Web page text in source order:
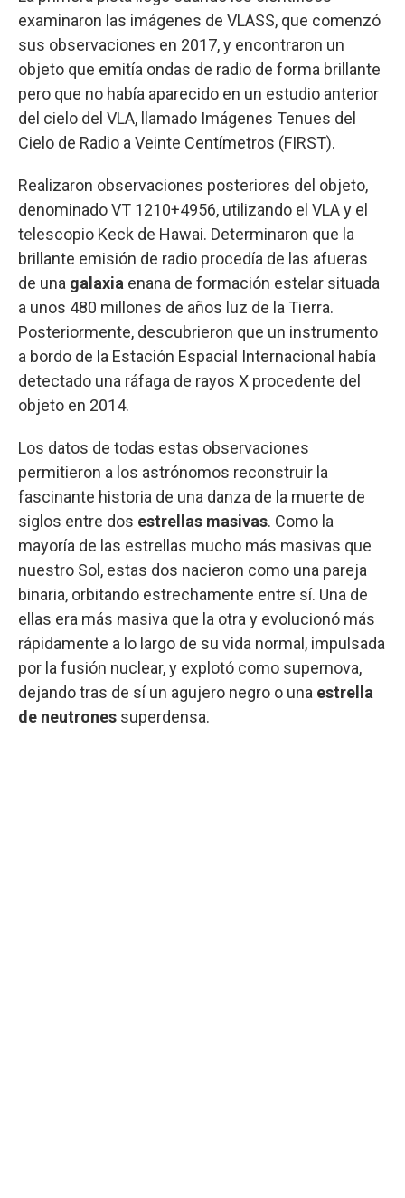
examinaron las imágenes de VLASS, que comenzó
sus observaciones en 2017, y encontraron un
objeto que emitía ondas de radio de forma brillante
pero que no había aparecido en un estudio anterior
del cielo del VLA, llamado Imágenes Tenues del
Cielo de Radio a Veinte Centímetros (FIRST).
Realizaron observaciones posteriores del objeto,
denominado VT 1210+4956, utilizando el VLA y el
telescopio Keck de Hawai. Determinaron que la
brillante emisión de radio procedía de las afueras
de una galaxia enana de formación estelar situada
a unos 480 millones de años luz de la Tierra.
Posteriormente, descubrieron que un instrumento
a bordo de la Estación Espacial Internacional había
detectado una ráfaga de rayos X procedente del
objeto en 2014.
Los datos de todas estas observaciones
permitieron a los astrónomos reconstruir la
fascinante historia de una danza de la muerte de
siglos entre dos estrellas masivas. Como la
mayoría de las estrellas mucho más masivas que
nuestro Sol, estas dos nacieron como una pareja
binaria, orbitando estrechamente entre sí. Una de
ellas era más masiva que la otra y evolucionó más
rápidamente a lo largo de su vida normal, impulsada
por la fusión nuclear, y explotó como supernova,
dejando tras de sí un agujero negro o una estrella
de neutrones superdensa.